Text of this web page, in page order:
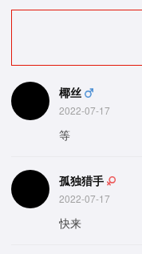
椰丝
2022-07-17
等
孤独猎手
2022-07-17
快来